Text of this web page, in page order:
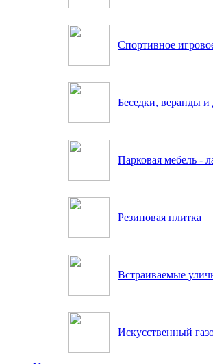
Спортивное
Беседки, веранды
Парковая мебель -
Резиновая плитка
Встраиваемые
Искусственный